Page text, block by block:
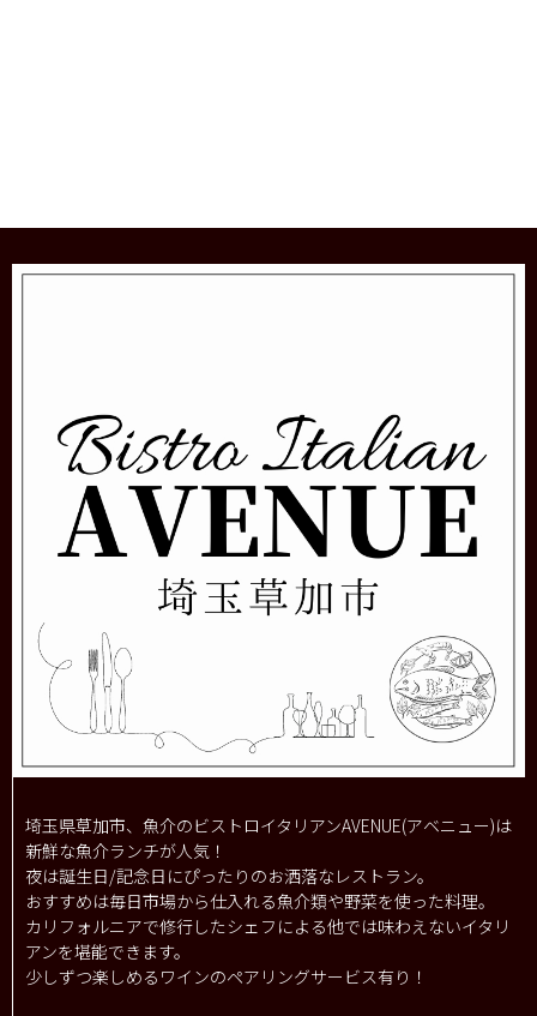
埼玉県草加市、魚介のビストロイタリアンAVENUE(アベニュー)は
新鮮な魚介ランチが人気！
夜は誕生日/記念日にぴったりのお洒落なレストラン。
おすすめは毎日市場から仕入れる魚介類や野菜を使った料理。
カリフォルニアで修行したシェフによる他では味わえないイタリ
アンを堪能できます。
少しずつ楽しめるワインのペアリングサービス有り！